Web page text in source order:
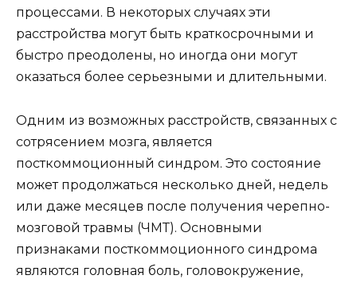
процессами. В некоторых случаях эти
расстройства могут быть краткосрочными и
быстро преодолены, но иногда они могут
оказаться более серьезными и длительными.
Одним из возможных расстройств, связанных с
сотрясением мозга, является
посткоммоционный синдром. Это состояние
может продолжаться несколько дней, недель
или даже месяцев после получения черепно-
мозговой травмы (ЧМТ). Основными
признаками посткоммоционного синдрома
являются головная боль, головокружение,